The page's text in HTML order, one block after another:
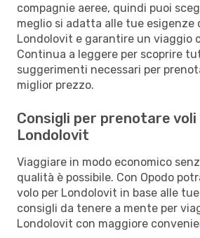
compagnie aeree, quindi puoi
meglio si adatta alle tue esigenze
Londolovit e garantire un viaggio
Continua a leggere per scoprire
suggerimenti necessari per
miglior prezzo.
Consigli per prenotare
Londolovit
Viaggiare in modo economico
qualità è possibile. Con Opodo
volo per Londolovit in base alle
consigli da tenere a mente per
Londolovit con maggiore